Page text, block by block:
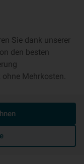
Sie dank unserer
den besten
Mehrkosten.